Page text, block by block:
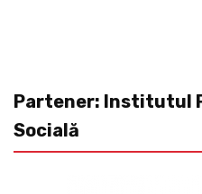
Partener: Institutul
Socială